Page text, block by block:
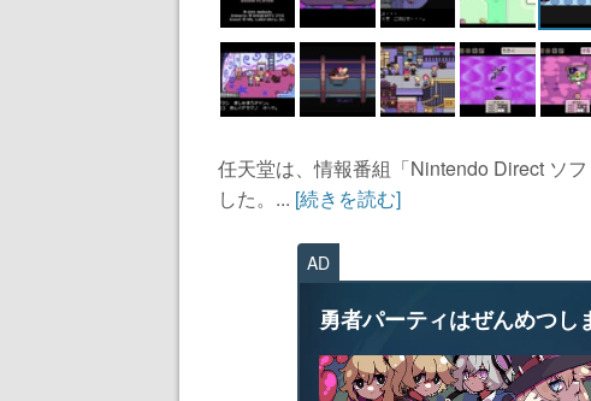
任天堂は、情報番組「Nintendo Direct ソ
した。... [続きを読む]
AD
勇者パーティはぜんめつし